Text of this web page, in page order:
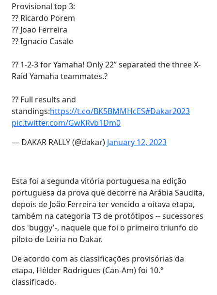
Provisional top 3:
?? Ricardo Porem
?? Joao Ferreira
?? Ignacio Casale
?? 1-2-3 for Yamaha! Only 22’’ separated the three X-
Raid Yamaha teammates.?
?? Full results and
standings:https://t.co/BK5BMMHcES#Dakar2023
pic.twitter.com/GwKRvb1Dm0
— DAKAR RALLY (@dakar) January 12, 2023
Esta foi a segunda vitória portuguesa na edição
portuguesa da prova que decorre na Arábia Saudita,
depois de João Ferreira ter vencido a oitava etapa,
também na categoria T3 de protótipos -- sucessores
dos 'buggy'-, naquele que foi o primeiro triunfo do
piloto de Leiria no Dakar.
De acordo com as classificações provisórias da
etapa, Hélder Rodrigues (Can-Am) foi 10.º
classificado.